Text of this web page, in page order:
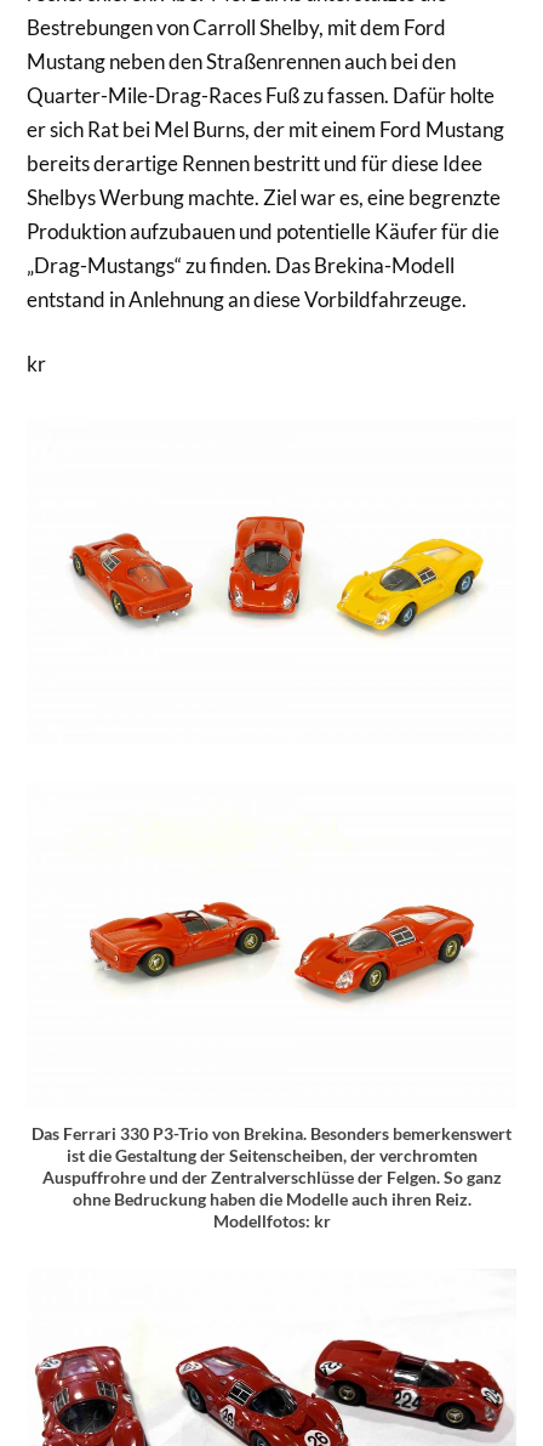
Bestrebungen von Carroll Shelby, mit dem Ford
Mustang neben den Straßenrennen auch bei den
Quarter-Mile-Drag-Races Fuß zu fassen. Dafür holte
er sich Rat bei Mel Burns, der mit einem Ford Mustang
bereits derartige Rennen bestritt und für diese Idee
Shelbys Werbung machte. Ziel war es, eine begrenzte
Produktion aufzubauen und potentielle Käufer für die
„Drag-Mustangs“ zu finden. Das Brekina-Modell
entstand in Anlehnung an diese Vorbildfahrzeuge.
kr
Das Ferrari 330 P3-Trio von Brekina. Besonders bemerkenswert
ist die Gestaltung der Seitenscheiben, der verchromten
Auspuffrohre und der Zentralverschlüsse der Felgen. So ganz
ohne Bedruckung haben die Modelle auch ihren Reiz.
Modellfotos: kr